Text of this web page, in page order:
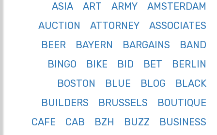
AMSTERDAM
ARMY
ART
ASIA
ASSOCIATES
ATTORNEY
AUCTION
BAND
BARGAINS
BAYERN
BEER
BERLIN
BET
BID
BIKE
BINGO
BLACK
BLOG
BLUE
BOSTON
BOUTIQUE
BRUSSELS
BUILDERS
BUSINESS
BUZZ
BZH
CAB
CAFE